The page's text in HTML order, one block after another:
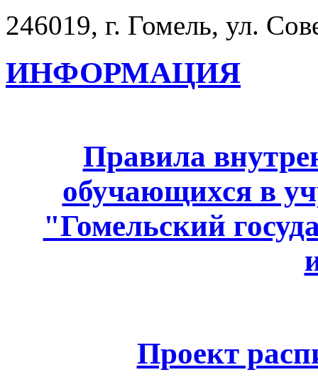
246019, г. Гомель, ул.
ИНФОРМАЦИЯ
Правила
обучающихся в
"Гомельский
Проект